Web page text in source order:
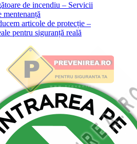
de incendiu – Servicii
mentenanță
articole de protecție –
pentru siguranță reală